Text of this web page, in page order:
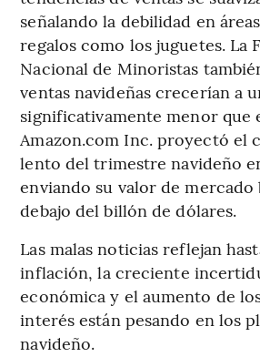
señalando la debilidad en
regalos como los juguetes. La
Nacional de Minoristas
ventas navideñas crecerían a
significativamente menor que
Amazon.com Inc. proyectó el
lento del trimestre navideño
enviando su valor de
debajo del billón de dólares.
Las malas noticias reflejan
inflación, la creciente
económica y el aumento de
interés están pesando en los
navideño.